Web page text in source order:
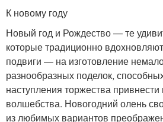
К новому году
Новый год и Рождество — те
которые традиционно
подвиги — на изготовление
разнообразных поделок,
наступления торжества
волшебства. Новогодний олень
из любимых вариантов